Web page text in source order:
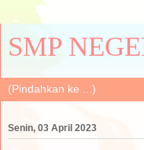
SMP
Senin, 03 April 2023